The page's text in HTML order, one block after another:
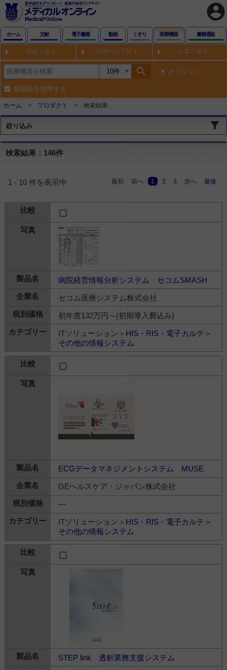
account_circle
ホーム 文献 電子書籍 動画 くすり 医療機器 書籍通販
用途で探す 診療科目で探す 企業で探す
search オプション
類義語を使用する
ホーム プロダクト 検索結果
絞り込み
検索結果：146件
1 - 10 件を表示中 最初 前へ 1 2 3 次へ 最後
病院経営情報分析システム セコムSMASH
セコム医療システム株式会社
初年度132万円～(初期導入費込み)
ITソリューション＞ HIS・RIS・電子カルテ ＞
その他の情報システム
ECGデータマネジメントシステム MUSE
GEヘルスケア・ジャパン株式会社
---
ITソリューション＞ HIS・RIS・電子カルテ ＞
その他の情報システム
STEP link 透析業務支援システム